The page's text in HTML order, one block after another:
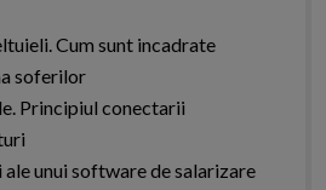
Cum sunt incadrate
soferilor
Principiul conectarii
unui software de salarizare